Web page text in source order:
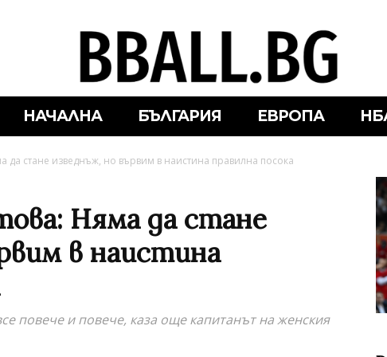
НАЧАЛНА БЪЛГАРИЯ ЕВРОПА
да стане изведнъж, но вървим в наистина правилна посока
Няма да стане
в наистина
повече и повече, каза още капитанът на женския